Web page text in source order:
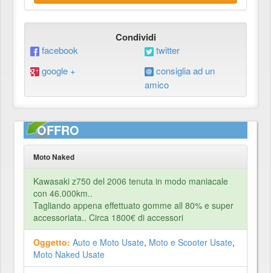
Condividi
facebook
twitter
google +
consiglia ad un
amico
OFFRO
Moto Naked
Kawasaki z750 del 2006 tenuta in modo maniacale
con 46.000km..
Tagliando appena effettuato gomme all 80% e super
accessoriata.. Circa 1800€ di accessori
Oggetto: Auto e Moto Usate, Moto e Scooter Usate,
Moto Naked Usate